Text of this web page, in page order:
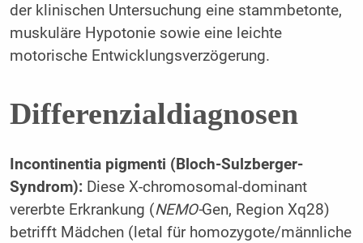
der klinischen Untersuchung eine stammbetonte,
muskuläre Hypotonie sowie eine leichte
motorische Entwicklungsverzögerung.
Differenzialdiagnosen
Incontinentia pigmenti (Bloch-Sulzberger-
Syndrom): Diese X-chromosomal-dominant
vererbte Erkrankung (NEMO-Gen, Region Xq28)
betrifft Mädchen (letal für homozygote/männliche